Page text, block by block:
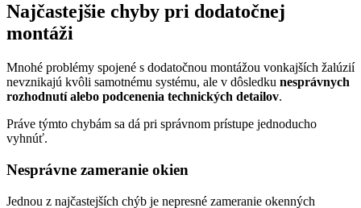
Najčastejšie chyby pri dodatočnej
montáži
Mnohé problémy spojené s dodatočnou montážou vonkajších žalúzií
nevznikajú kvôli samotnému systému, ale v dôsledku nesprávnych
rozhodnutí alebo podcenenia technických detailov.
Práve týmto chybám sa dá pri správnom prístupe jednoducho
vyhnúť.
Nesprávne zameranie okien
Jednou z najčastejších chýb je nepresné zameranie okenných